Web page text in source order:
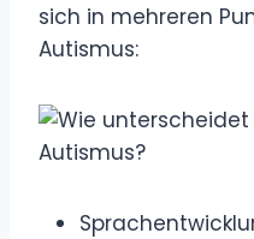
sich in mehreren
Autismus: